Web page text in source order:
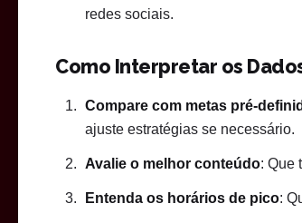
redes sociais.
Como Interpretar os
Compare com metas pré-
ajuste estratégias se necessário.
Avalie o melhor conteúdo: Que
Entenda os horários de pico: